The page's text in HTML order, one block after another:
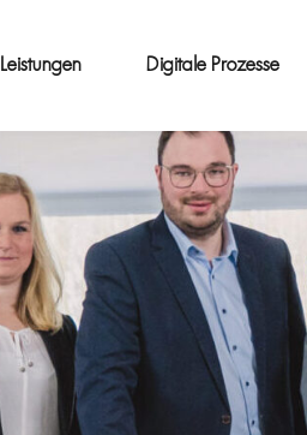
Leistungen Digitale Prozesse